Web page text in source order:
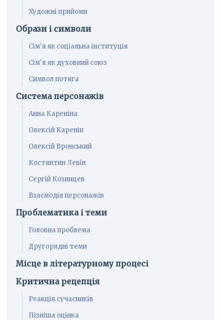
Художні прийоми
Образи і символи
Сім'я як соціальна інституція
Сім'я як духовний союз
Символ потяга
Система персонажів
Анна Кареніна
Олексій Каренін
Олексій Вронський
Костянтин Левін
Сергій Козинцев
Взаємодія персонажів
Проблематика і теми
Головна проблема
Другорядні теми
Місце в літературному процесі
Критична рецепція
Реакція сучасників
Пізніша оцінка